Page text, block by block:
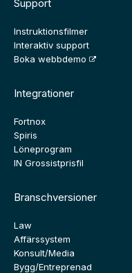
Support
Instruktionsfilmer
Interaktiv support
Boka webbdemo
Integrationer
Fortnox
Spiris
Löneprogram
IN Grossistprisfil
Branschversioner
Law
Affärssystem
Konsult/Media
Bygg/Entreprenad